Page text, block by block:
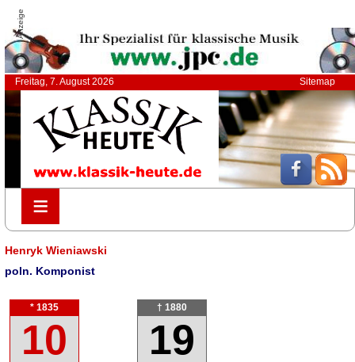
Anzeige
Freitag, 7. August 2026 Sitemap
≡
≡
Henryk Wieniawski
poln. Komponist
* 1835
10
† 1880
19